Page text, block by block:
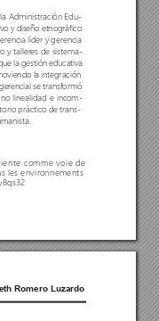
Administración Edu-
y diseño etnográfico
encia líder y gerencia
y talleres de sistema-
la gestión educativa
la integración
encial se transformó
linealidad e incom-
práctico de trans-
comme voie de
les environnements
Romero Luzardo